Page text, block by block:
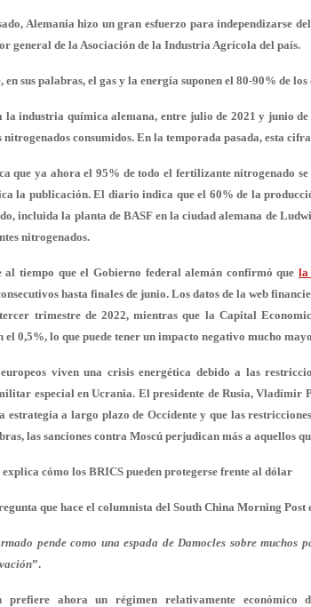
Alemania hizo un gran esfuerzo para independizarse
general de la Asociación de la Industria Agrícola del país.
en sus palabras, el gas y la energía suponen el 80-90% de
la industria química alemana, entre julio de 2021 y junio
consumidos. En la temporada pasada, esta
que ya ahora el 95% de todo el fertilizante nitrogenado
la publicación. El diario indica que el 60% de la
incluida la planta de BASF en la ciudad alemana de
nitrogenados.
al tiempo que el Gobierno federal alemán confirmó quela
hasta finales de junio. Los datos de la web
trimestre de 2022, mientras que la Capital
el 0,5%, lo que puede tener un impacto negativo mucho
viven una crisis energética debido a las
especial en Ucrania. El presidente de Rusia,
estrategia a largo plazo de Occidente y que las
las sanciones contra Moscú perjudican más a aquellos
cómo los BRICS pueden protegerse frente al dólar
que hace el columnista del South China Morning
pende como una espada de Damocles sobre muchos
”.
prefiere ahora un régimen relativamente económico